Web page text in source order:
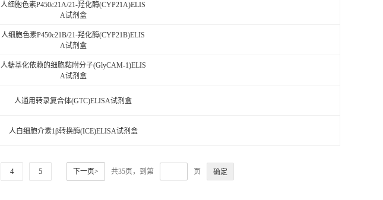
人细胞色素P450c21A/21-羟化酶(CYP21A)ELIS
A试剂盒
人细胞色素P450c21B/21-羟化酶(CYP21B)ELIS
A试剂盒
人糖基化依赖的细胞黏附分子(GlyCAM-1)ELIS
A试剂盒
人通用转录复合体(GTC)ELISA试剂盒
人白细胞介素1β转换酶(ICE)ELISA试剂盒
4 5 下一页> 共35页，到第 页